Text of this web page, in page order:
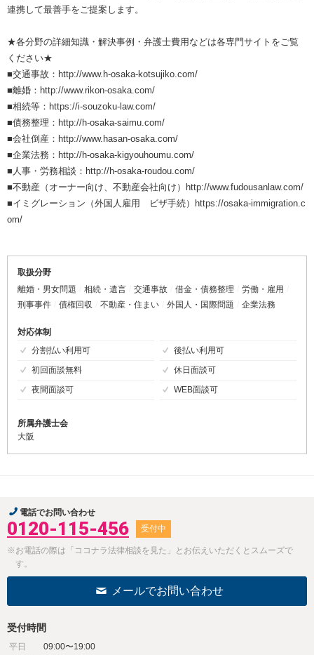
連携して最善手をご提案します。
★各分野の詳細知識・解決事例・弁護士費用などは各専門サイトをご覧
ください★
■交通事故：http://www.h-osaka-kotsujiko.com/
■離婚：http://www.rikon-osaka.com/
■相続等：https://i-souzoku-law.com/
■債務整理：http://h-osaka-saimu.com/
■会社倒産：http://www.hasan-osaka.com/
■企業法務：http://h-osaka-kigyouhoumu.com/
■人事・労務相談：http://h-osaka-roudou.com/
■不動産（オーナー向け、不動産会社向け）http://www.fudousanlaw.com/
■イミグレーション（外国人雇用 ビザ手続）https://osaka-immigration.c
om/
取扱分野
離婚・男女問題
相続・遺言 交通事故 借金・債務整理
労働・雇用
刑事事件
債権回収 不動産・住まい 外国人・国際問題 企業法務
対応体制
分割払い利用可
後払い利用可
初回面談無料
休日面談可
夜間面談可
WEB面談可
所属弁護士会
大阪
電話でお問い合わせ
0120-115-456 受付中
※お電話の際は「ココナラ法律相談を見た」とお伝えいただくとスムーズで
す。
メールでお問い合わせ
受付時間
平日
09:00〜19:00